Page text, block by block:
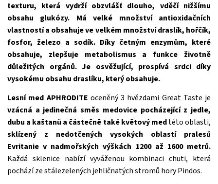
texturu, která vydrží obzvlášť dlouho, vděčí nižšímu
obsahu glukózy. Má velké množství antioxidačních
vlastností a obsahuje ve velkém množství draslík, hořčík,
fosfor, železo a sodík. Díky četným enzymům, které
obsahuje, zlepšuje metabolismus a funkce životně
důležitých orgánů. Je osvěžující, prospívá srdci díky
vysokému obsahu draslíku, který obsahuje.
Lesní med APHRODITE oceněný 3 hvězdami Great Taste je
vzácná a jedinečná směs medovice pocházející z jedle,
dubu a kaštanů a částečně také květový medtéto oblasti,
sklízený z nedotčených vysokých oblastí pralesů
Evritanie v nadmořských výškách 1200 až 1600 metrů.
Každá sklenice nabízí vyváženou kombinaci chuti, která
pochází ze stálezelených jehličnatých stromů hory Pindos.